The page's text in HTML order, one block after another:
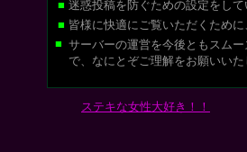
■ 迷惑投稿を防ぐための設定をし
■ 皆様に快適にご覧いただくため
■ サーバーの運営を今後ともスム
で、なにとぞご理解をお願いいた
ステキな女性大好き！！